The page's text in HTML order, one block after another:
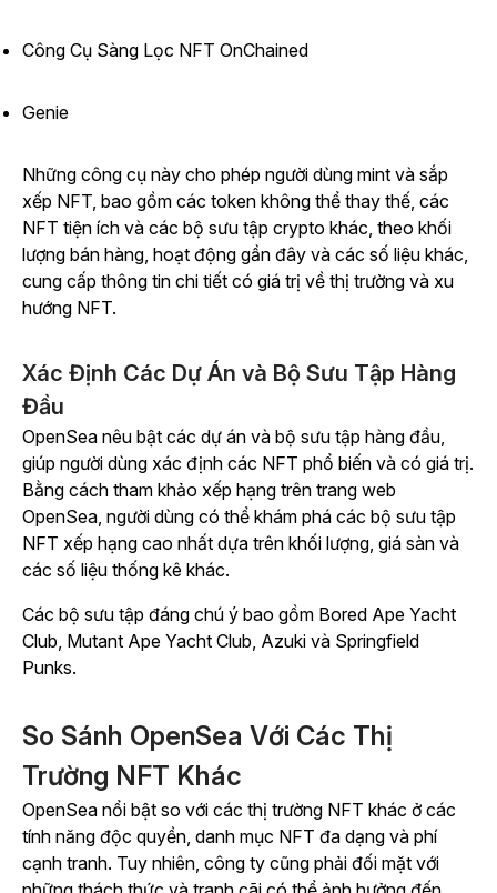
Công Cụ Sàng Lọc NFT OnChained
Genie
Những công cụ này cho phép người dùng mint và sắp
xếp NFT, bao gồm các token không thể thay thế, các
NFT tiện ích và các bộ sưu tập crypto khác, theo khối
lượng bán hàng, hoạt động gần đây và các số liệu khác,
cung cấp thông tin chi tiết có giá trị về thị trường và xu
hướng NFT.
Xác Định Các Dự Án và Bộ Sưu Tập Hàng
Đầu
OpenSea nêu bật các dự án và bộ sưu tập hàng đầu,
giúp người dùng xác định các NFT phổ biến và có giá trị.
Bằng cách tham khảo xếp hạng trên trang web
OpenSea, người dùng có thể khám phá các bộ sưu tập
NFT xếp hạng cao nhất dựa trên khối lượng, giá sàn và
các số liệu thống kê khác.
Các bộ sưu tập đáng chú ý bao gồm Bored Ape Yacht
Club, Mutant Ape Yacht Club, Azuki và Springfield
Punks.
So Sánh OpenSea Với Các Thị
Trường NFT Khác
OpenSea nổi bật so với các thị trường NFT khác ở các
tính năng độc quyền, danh mục NFT đa dạng và phí
cạnh tranh. Tuy nhiên, công ty cũng phải đối mặt với